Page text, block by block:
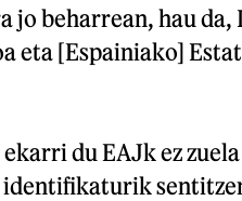
jo beharrean, hau
eta [Espainiako]
du EAJk ez